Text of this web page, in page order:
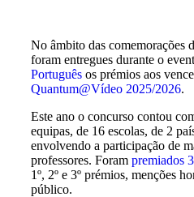
No âmbito das comemorações
foram entregues durante o
Português os prémios aos
Quantum@Vídeo 2025/2026.
Este ano o concurso contou
equipas, de 16 escolas, de 2
envolvendo a participação de
professores. Foram premiados
1º, 2º e 3º prémios, menções
público.